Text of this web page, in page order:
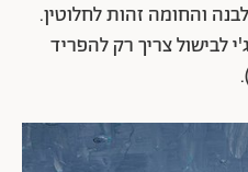
והחומה זהות לחלוטין.
לבישול צריך רק להפריד